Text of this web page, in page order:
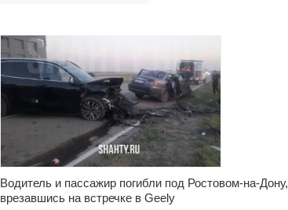
Водитель и пассажир погибли под Ростовом-на-Дону,
врезавшись на встречке в Geely